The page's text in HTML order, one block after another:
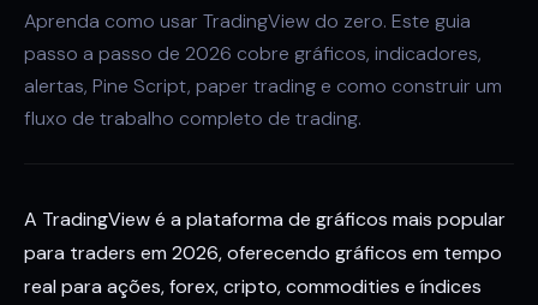
Aprenda como usar TradingView do zero. Este guia
passo a passo de 2026 cobre gráficos, indicadores,
alertas, Pine Script, paper trading e como construir um
fluxo de trabalho completo de trading.
A TradingView é a plataforma de gráficos mais popular
para traders em 2026, oferecendo gráficos em tempo
real para ações, forex, cripto, commodities e índices